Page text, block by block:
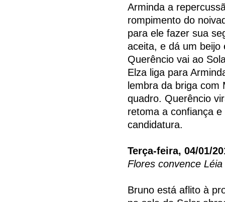
Arminda a
rompimento do
para ele fazer sua
aceita, e dá um beijo
Querêncio vai ao
Elza liga para
lembra da briga com
quadro. Querêncio
retoma a confiança
candidatura.
Terça-feira, 04/01/
Flores convence
Bruno está aflito à